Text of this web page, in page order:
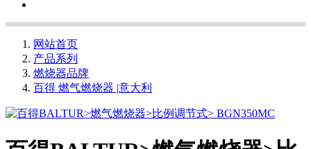
网站首页
产品系列
燃烧器品牌
百得 燃气燃烧器 |意大利